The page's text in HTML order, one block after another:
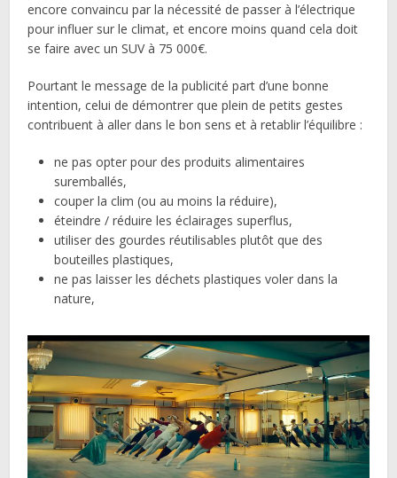
encore convaincu par la nécessité de passer à l’électrique
pour influer sur le climat, et encore moins quand cela doit
se faire avec un SUV à 75 000€.
Pourtant le message de la publicité part d’une bonne
intention, celui de démontrer que plein de petits gestes
contribuent à aller dans le bon sens et à retablir l’équilibre :
ne pas opter pour des produits alimentaires
suremballés,
couper la clim (ou au moins la réduire),
éteindre / réduire les éclairages superflus,
utiliser des gourdes réutilisables plutôt que des
bouteilles plastiques,
ne pas laisser les déchets plastiques voler dans la
nature,